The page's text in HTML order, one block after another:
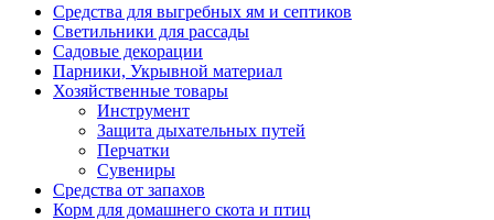
Средства для выгребных ям и септиков
Светильники для рассады
Садовые декорации
Парники, Укрывной материал
Хозяйственные товары
Инструмент
Защита дыхательных путей
Перчатки
Сувениры
Средства от запахов
Корм для домашнего скота и птиц